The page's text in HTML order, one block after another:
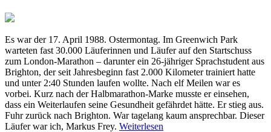
Es war der 17. April 1988. Ostermontag. Im Greenwich Park
warteten fast 30.000 Läuferinnen und Läufer auf den Startschuss
zum London-Marathon – darunter ein 26-jähriger Sprachstudent aus
Brighton, der seit Jahresbeginn fast 2.000 Kilometer trainiert hatte
und unter 2:40 Stunden laufen wollte. Nach elf Meilen war es
vorbei. Kurz nach der Halbmarathon-Marke musste er einsehen,
dass ein Weiterlaufen seine Gesundheit gefährdet hätte. Er stieg aus.
Fuhr zurück nach Brighton. War tagelang kaum ansprechbar. Dieser
Läufer war ich, Markus Frey. Weiterlesen